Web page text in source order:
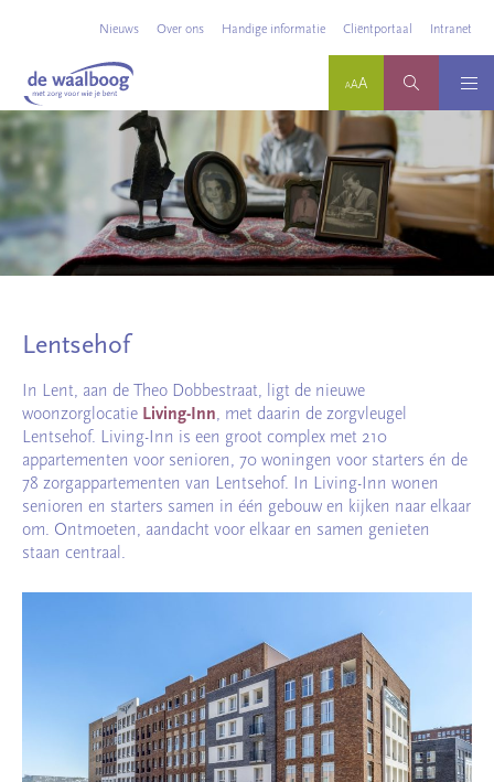
Nieuws Over ons Handige informatie Cliëntportaal Intranet
Lentsehof
In Lent, aan de Theo Dobbestraat, ligt de nieuwe
woonzorglocatie Living-Inn, met daarin de zorgvleugel
Lentsehof. Living-Inn is een groot complex met 210
appartementen voor senioren, 70 woningen voor starters én de
78 zorgappartementen van Lentsehof. In Living-Inn wonen
senioren en starters samen in één gebouw en kijken naar elkaar
om. Ontmoeten, aandacht voor elkaar en samen genieten
staan centraal.